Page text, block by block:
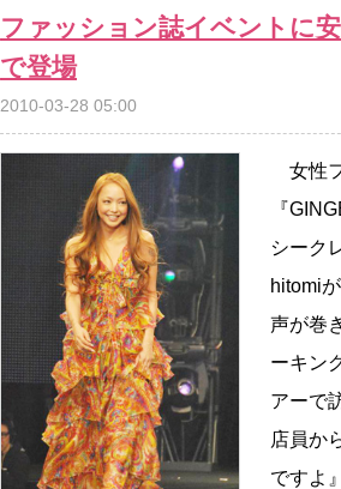
ファッション誌イベントに
で登場
2010-03-28 05:00
女性
『
シーク
hitomi
声が巻
ーキン
アーで
店員か
ですよ